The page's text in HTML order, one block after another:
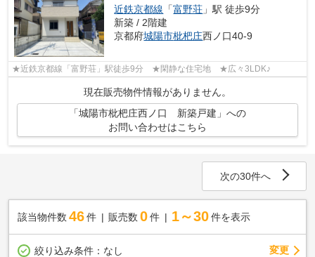
近鉄京都線 「富野荘 」駅 徒歩9分
新築 / 2階建
京都府城陽市枇杷庄西ノ口40-9
★近鉄京都線「富野荘」駅徒歩9分 ★閑静な住宅地 ★広々3LDK♪
現在販売物件情報がありません。
「城陽市枇杷庄西ノ口 新築戸建」への
お問い合わせはこちら
次の30件へ
該当物件数 46件 販売数 0 件 1～30 件を表示
絞り込み条件： なし 変更